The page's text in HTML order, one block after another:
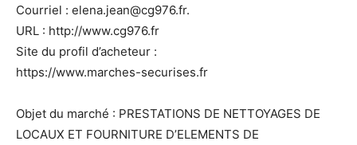
Courriel : elena.jean@cg976.fr.
URL : http://www.cg976.fr
Site du profil d’acheteur :
https://www.marches-securises.fr
Objet du marché : PRESTATIONS DE NETTOYAGES DE
LOCAUX ET FOURNITURE D’ELEMENTS DE